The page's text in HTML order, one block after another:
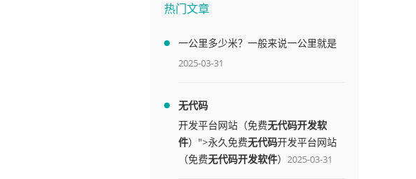
热门文章
一公里多少米？一般来说一公里就是
1000米
2025-03-31
无代码
开发平台网站（免费无代码开发软
件）">永久免费无代码开发平台网站
（免费无代码开发软件） 2025-03-31